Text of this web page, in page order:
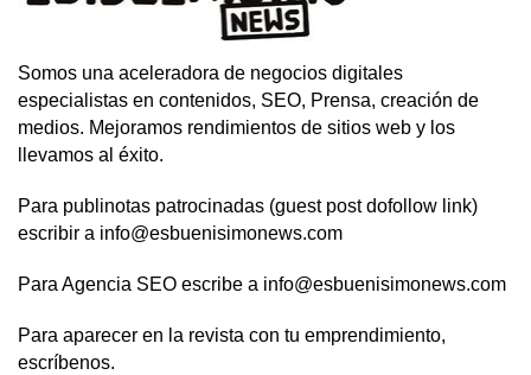
Somos una aceleradora de negocios digitales
especialistas en contenidos, SEO, Prensa, creación de
medios. Mejoramos rendimientos de sitios web y los
llevamos al éxito.
Para publinotas patrocinadas (guest post dofollow link)
escribir a info@esbuenisimonews.com
Para Agencia SEO escribe a info@esbuenisimonews.com
Para aparecer en la revista con tu emprendimiento,
escríbenos.